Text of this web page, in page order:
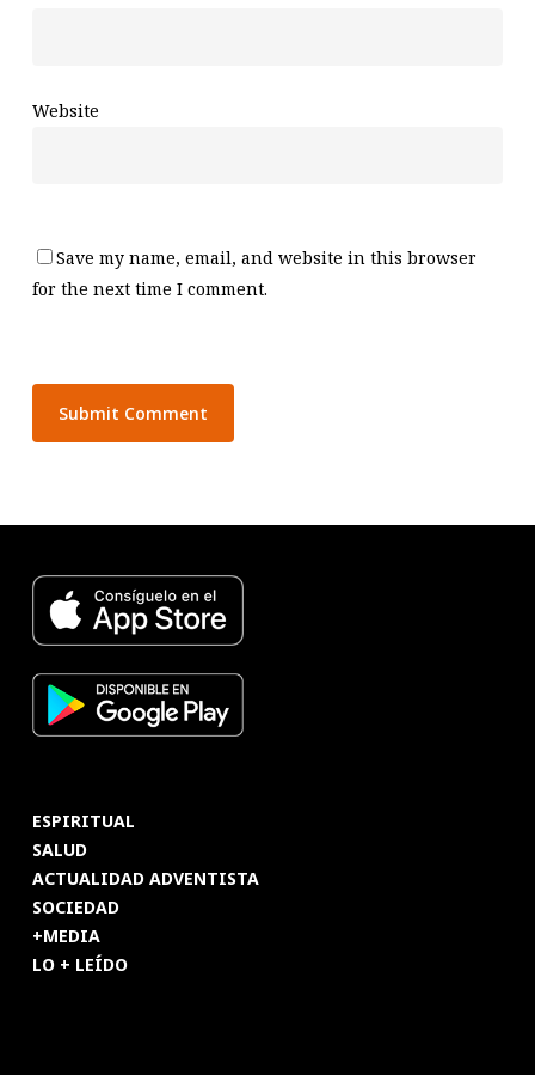
Website
Save my name, email, and website in this browser
for the next time I comment.
ESPIRITUAL
SALUD
ACTUALIDAD ADVENTISTA
SOCIEDAD
+MEDIA
LO + LEÍDO